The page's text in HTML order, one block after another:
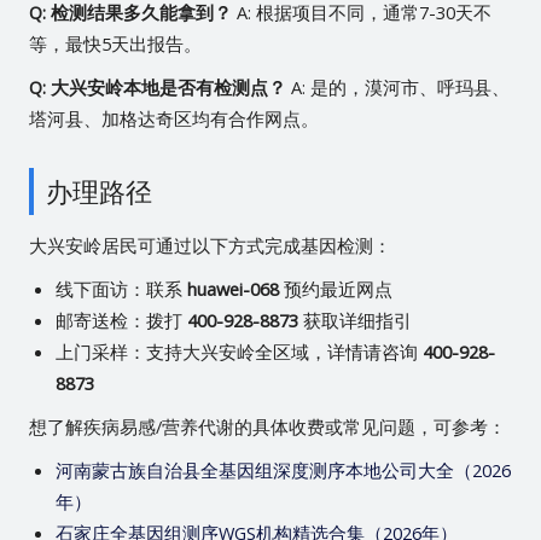
Q: 检测结果多久能拿到？ A: 根据项目不同，通常7-30天不
等，最快5天出报告。
Q: 大兴安岭本地是否有检测点？ A: 是的，漠河市、呼玛县、
塔河县、加格达奇区均有合作网点。
办理路径
大兴安岭居民可通过以下方式完成基因检测：
线下面访：联系 huawei-068预约最近网点
邮寄送检：拨打 400-928-8873获取详细指引
上门采样：支持大兴安岭全区域，详情请咨询 400-928-
8873
想了解疾病易感/营养代谢的具体收费或常见问题，可参考：
河南蒙古族自治县全基因组深度测序本地公司大全（2026
年）
石家庄全基因组测序WGS机构精选合集（2026年）